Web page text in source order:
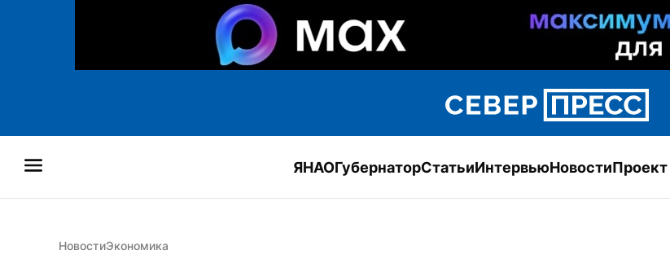
ЯНАОГубернаторСтатьиИнтервьюНовости
НовостиЭкономика